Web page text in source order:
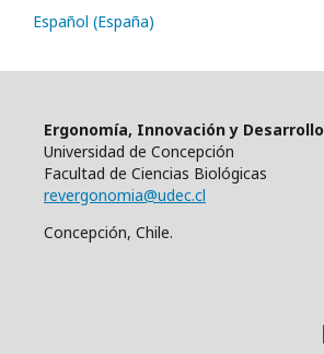
Español (España)
Ergonomía, Innovación y Desarrollo
Universidad de Concepción
Facultad de Ciencias Biológicas
revergonomia@udec.cl
Concepción, Chile.